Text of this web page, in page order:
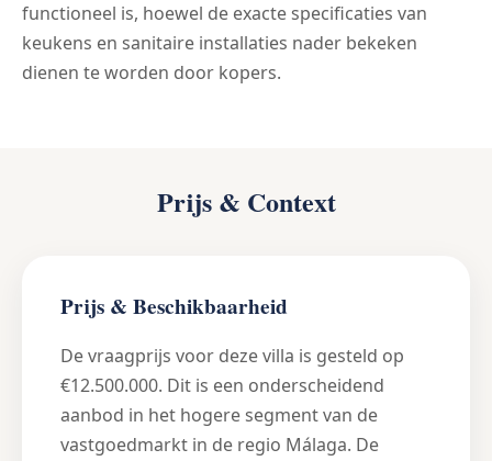
functioneel is, hoewel de exacte specificaties van
keukens en sanitaire installaties nader bekeken
dienen te worden door kopers.
Prijs & Context
Prijs & Beschikbaarheid
De vraagprijs voor deze villa is gesteld op
€12.500.000. Dit is een onderscheidend
aanbod in het hogere segment van de
vastgoedmarkt in de regio Málaga. De